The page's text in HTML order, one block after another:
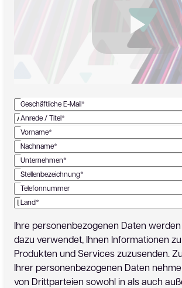
Geschäftliche E-Mail*
Anrede / Titel*
Vorname*
Nachname*
Unternehmen*
Stellenbezeichnung*
Telefonnummer
Land*
Ihre personen­bezogenen Daten
dazu verwendet, Ihnen Informationen
Produkten und Services zuzusenden.
Ihrer personen­bezogenen Daten
von Drittparteien sowohl in als auch